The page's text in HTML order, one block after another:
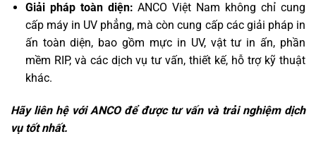
Giải pháp toàn diện: ANCO Việt Nam không chỉ cung
cấp máy in UV phẳng, mà còn cung cấp các giải pháp in
ấn toàn diện, bao gồm mực in UV, vật tư in ấn, phần
mềm RIP, và các dịch vụ tư vấn, thiết kế, hỗ trợ kỹ thuật
khác.
Hãy liên hệ với ANCO để được tư vấn và trải nghiệm dịch
vụ tốt nhất.